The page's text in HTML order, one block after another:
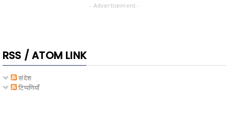
- Advertisement -
RSS / ATOM LINK
संदेश
टिप्पणियाँ